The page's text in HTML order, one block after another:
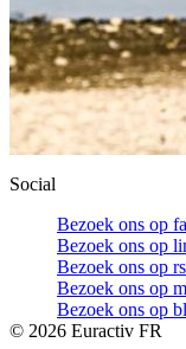
Social
Bezoek ons op
Bezoek ons op
Bezoek ons op
Bezoek ons op
Bezoek ons op
© 2026 Euractiv FR